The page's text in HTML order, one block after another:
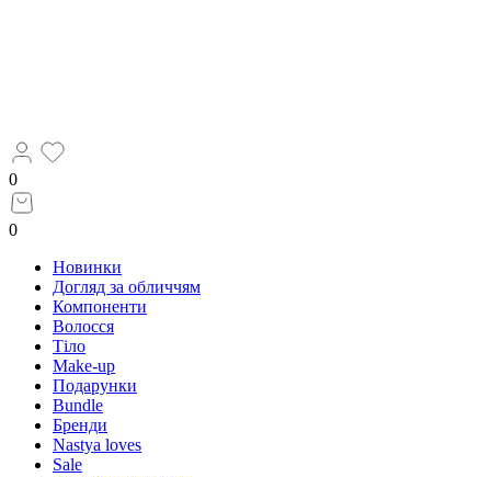
0
0
Новинки
Догляд за обличчям
Компоненти
Волосся
Тіло
Make-up
Подарунки
Bundle
Бренди
Nastya loves
Sale